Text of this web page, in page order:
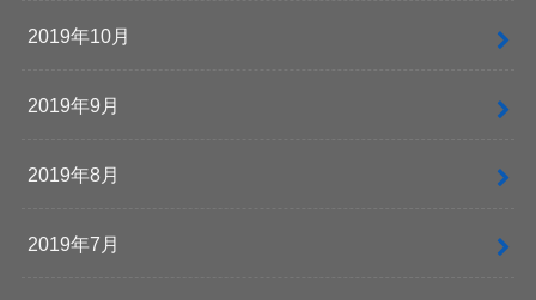
2019年10月
2019年9月
2019年8月
2019年7月